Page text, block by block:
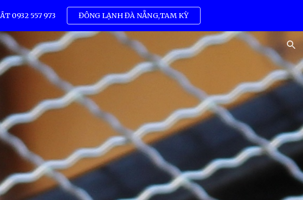
Skip to navigation
0932 557 973 ĐÔNG LẠNH ĐÀ NẴNG,TAM KỲ